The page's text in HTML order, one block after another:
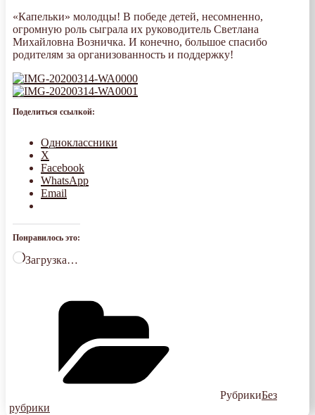
«Капельки» молодцы! В победе детей, несомненно,
огромную роль сыграла их руководитель Светлана
Михайловна Возничка. И конечно, большое спасибо
родителям за организованность и поддержку!
Поделиться ссылкой:
Одноклассники
X
Facebook
WhatsApp
Email
Понравилось это:
Загрузка…
РубрикиБез
рубрики